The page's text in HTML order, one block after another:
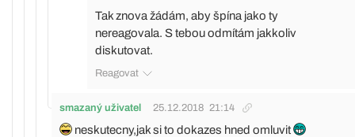
Tak znova žádám, aby špína jako ty
nereagovala. S tebou odmítám jakkoliv
diskutovat.
Reagovat
smazaný uživatel 25.12.2018 21:14
neskutecny,jak si to dokazes hned omluvit